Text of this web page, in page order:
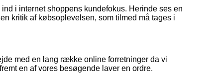
i internet shoppens kundefokus. Herinde ses en
kritik af købsoplevelsen, som tilmed må tages i
med en lang række online forretninger da vi
en af vores besøgende laver en ordre.